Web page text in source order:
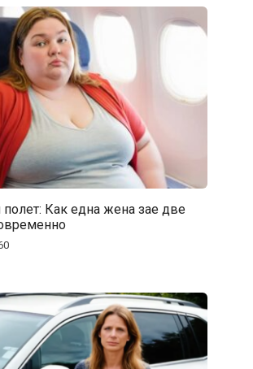
полет: Как една жена зае две